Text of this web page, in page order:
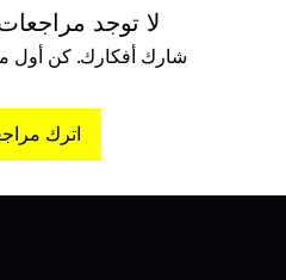
لا توجد
شارك أفكارك. كن أول
اترك